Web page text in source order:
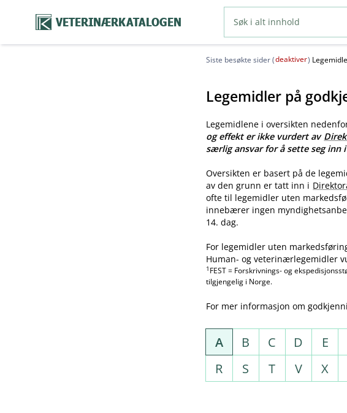
VETERINÆRKATALOGEN
Siste besøkte sider (deaktiver)
Legemidler på
Legemidlene i oversikten
og effekt er ikke vurdert av
særlig ansvar for å sette seg inn
Oversikten er basert på de
av den grunn er tatt inn i
ofte til legemidler uten
innebærer ingen
14. dag.
For legemidler uten
Human- og veterinærlegemidler
1 FEST = Forskrivnings- og
tilgjengelig i Norge.
For mer informasjon om
A B C D E
R
S T V X